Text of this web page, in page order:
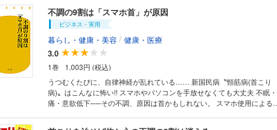
不調の9割は「スマホ首」が原因
ビジネス・実用
暮らし・健康・美容 / 健康・医療
3.0
1巻
1,003円 (税込)
うつむくたびに、自律神経が乱れている…… 新国民病〝頸筋病(首こり
病)〟はこんなに怖い!! スマホやパソコンを手放せなくても大丈夫 不眠・頭
痛・意欲低下──その不調、原因は首かもしれない。 スマホ使用によるう